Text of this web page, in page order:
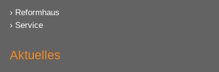
Reformhaus
Service
Aktuelles